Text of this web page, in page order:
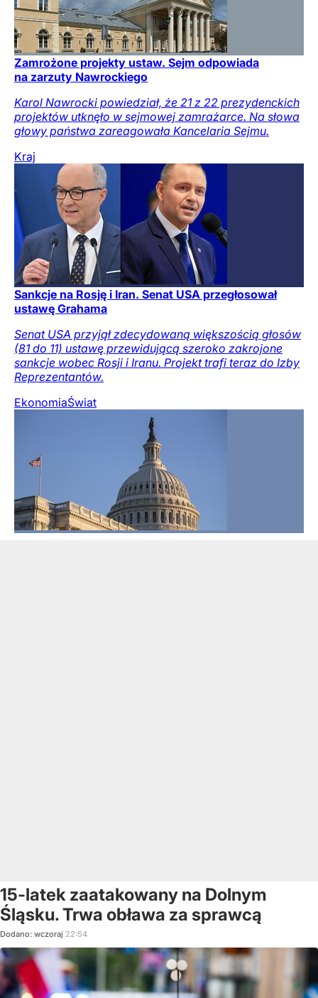
Zamrożone projekty ustaw. Sejm odpowiada
na zarzuty Nawrockiego
Karol Nawrocki powiedział, że 21 z 22 prezydenckich
projektów utknęło w sejmowej zamrażarce. Na słowa
głowy państwa zareagowała Kancelaria Sejmu.
Kraj
Sankcje na Rosję i Iran. Senat USA przegłosował
ustawę Grahama
Senat USA przyjął zdecydowaną większością głosów
(81 do 11) ustawę przewidującą szeroko zakrojone
sankcje wobec Rosji i Iranu. Projekt trafi teraz do Izby
Reprezentantów.
EkonomiaŚwiat
15-latek zaatakowany na Dolnym
Śląsku. Trwa obława za sprawcą
Dodano: wczoraj 22:54